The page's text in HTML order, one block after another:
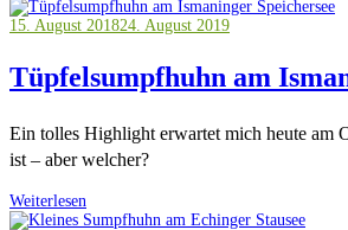
15. August 201824. August 2019
Tüpfelsumpfhuhn am
Ein tolles Highlight erwartet mich heute am
ist – aber welcher?
Weiterlesen